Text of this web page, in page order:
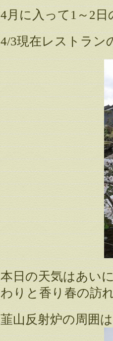
4月に入って1～2
4/3現在レストラン
本日の天気はあい
わりと香り春の訪
韮山反射炉の周囲